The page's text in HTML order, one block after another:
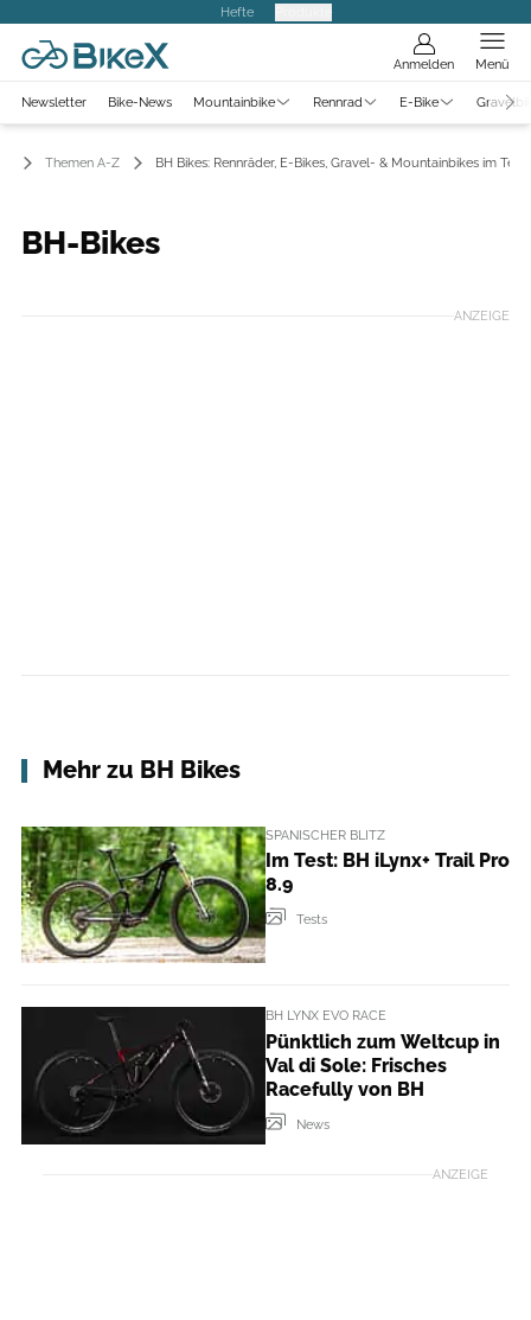
Hefte
Anmelden Menü
Newsletter Bike-News Mountainbike Rennrad E-Bike
Themen A-Z BH Bikes: Rennräder, E-Bikes, Gravel- & Mountainbikes im Test
BH-Bikes
ANZEIGE
Mehr zu BH Bikes
SPANISCHER BLITZ
Im Test: BH iLynx+ Trail Pro
8.9
Tests
BH LYNX EVO RACE
Pünktlich zum Weltcup in
Val di Sole: Frisches
Racefully von BH
News
ANZEIGE